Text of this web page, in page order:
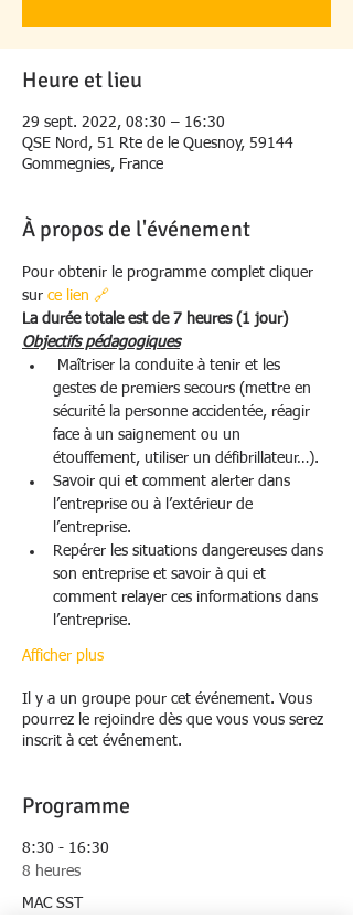
Heure et lieu
29 sept. 2022, 08:30 – 16:30
QSE Nord, 51 Rte de le Quesnoy, 59144
Gommegnies, France
À propos de l'événement
Pour obtenir le programme complet cliquer
sur ce lien 🔗
La durée totale est de 7 heures (1 jour)
Objectifs pédagogiques
Maîtriser la conduite à tenir et les
gestes de premiers secours (mettre en
sécurité la personne accidentée, réagir
face à un saignement ou un
étouffement, utiliser un défibrillateur…).
Savoir qui et comment alerter dans
l’entreprise ou à l’extérieur de
l’entreprise.
Repérer les situations dangereuses dans
son entreprise et savoir à qui et
comment relayer ces informations dans
l’entreprise.
Afficher plus
Il y a un groupe pour cet événement. Vous
pourrez le rejoindre dès que vous vous serez
inscrit à cet événement.
Programme
8:30 - 16:30
8 heures
MAC SST